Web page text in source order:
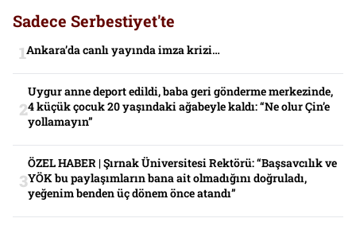
Sadece Serbestiyet'te
Ankara’da canlı yayında imza krizi…
Uygur anne deport edildi, baba geri gönderme merkezinde,
4 küçük çocuk 20 yaşındaki ağabeyle kaldı: “Ne olur Çin’e
yollamayın”
ÖZEL HABER | Şırnak Üniversitesi Rektörü: “Başsavcılık ve
YÖK bu paylaşımların bana ait olmadığını doğruladı,
yeğenim benden üç dönem önce atandı”